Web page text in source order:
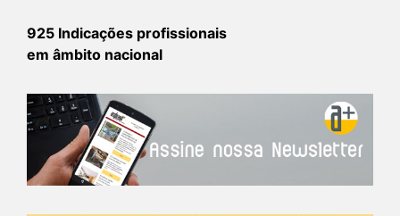
925 Indicações profissionais
em âmbito nacional